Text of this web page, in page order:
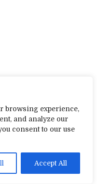
browsing experience,
and analyze our
consent to our use
Accept All